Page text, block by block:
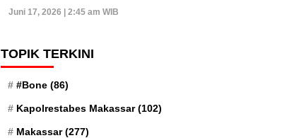
Juni 17, 2026 | 2:45 am WIB
TOPIK TERKINI
#Bone (86)
Kapolrestabes Makassar(102)
Makassar(277)